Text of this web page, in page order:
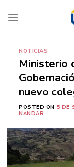
NOTICIAS
Ministerio
nuevo
POSTED ON 5 DE
NANDAR